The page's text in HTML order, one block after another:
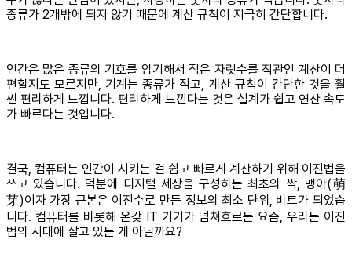
종류가 2개밖에 되지 않기 때문에 계산 규칙이 지극히 간단합니다.
인간은 많은 종류의 기호를 암기해서 적은 자릿수를 직관인 계산이 더
편할지도 모르지만, 기계는 종류가 적고, 계산 규칙이 간단한 것을 훨
씬 편리하게 느낍니다. 편리하게 느낀다는 것은 설계가 쉽고 연산 속도
가 빠르다는 것입니다.
결국, 컴퓨터는 인간이 시키는 걸 쉽고 빠르게 계산하기 위해 이진법을
쓰고 있습니다. 덕분에 디지털 세상을 구성하는 최초의 싹, 맹아(萌
芽)이자 가장 근본은 이진수로 만든 정보의 최소 단위, 비트가 되었습
니다. 컴퓨터를 비롯해 온갖 IT 기기가 넘쳐흐르는 요즘, 우리는 이진
법의 시대에 살고 있는 게 아닐까요?